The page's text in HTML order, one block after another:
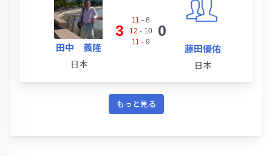
田中 義隆
日本
3
11 - 8
12 - 10
11 - 9
0
藤田優佑
日本
もっと見る